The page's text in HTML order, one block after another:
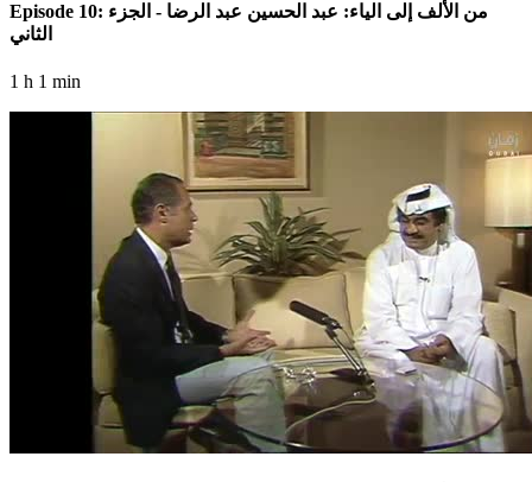
Episode 10: من الألف إلى الياء: عبد الحسين عبد الرضا - الجزء
الثاني
1 h 1 min